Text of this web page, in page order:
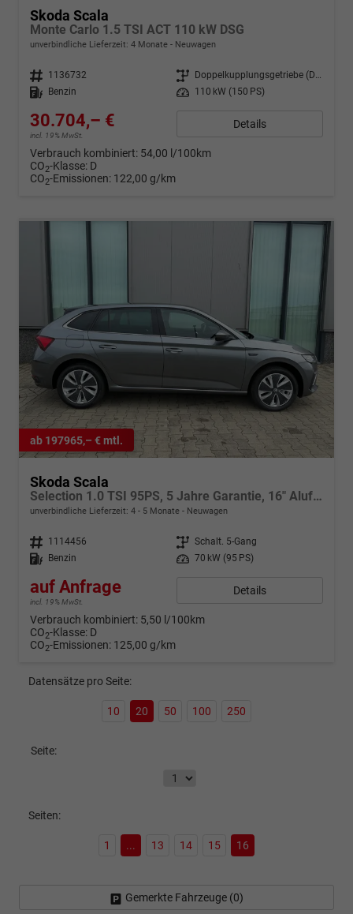
Skoda Scala
Monte Carlo 1.5 TSI ACT 110 kW DSG
unverbindliche Lieferzeit: 4 Monate Neuwagen
Fahrzeugnr. 1136732 Getriebe
Doppelkupplungsgetriebe (DSG)
Kraftstoff
Benzin Leistung 110 kW (150 PS)
30.704,– €
incl. 19% MwSt.
Details
Verbrauch kombiniert: 54,00 l/100km
CO2-Klasse: D
CO2-Emissionen: 122,00 g/km
ab 197965,– € mtl.
Skoda Scala
Selection 1.0 TSI 95PS, 5 Jahre Garantie, 16" Alufelgen, Parksensoren hinten, FULL-LED-Scheinwerfer, Winter-Paket, Climatronic, NSW, Infotainment 8", Wireless SmartLink, Tempomat, M-Lederlenkrad
unverbindliche Lieferzeit: 4 - 5 Monate Neuwagen
Fahrzeugnr. 1114456 Getriebe Schalt. 5-Gang
Kraftstoff
Benzin Leistung 70 kW (95 PS)
auf Anfrage
incl. 19% MwSt.
Details
Verbrauch kombiniert: 5,50 l/100km
CO2-Klasse: D
CO2-Emissionen: 125,00 g/km
Datensätze pro Seite:
10 20 50 100 250
Seite:
Seiten:
1 ... 13 14 15 16
Gemerkte Fahrzeuge (0)